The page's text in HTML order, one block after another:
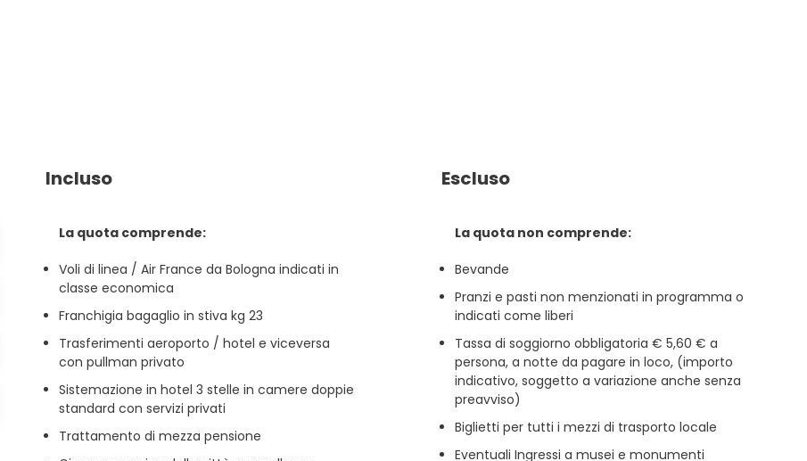
Incluso
La quota comprende:
Voli di linea / Air France da Bologna indicati in
classe economica
Franchigia bagaglio in stiva kg 23
Trasferimenti aeroporto / hotel e viceversa
con pullman privato
Sistemazione in hotel 3 stelle in camere doppie
standard con servizi privati
Trattamento di mezza pensione
Escluso
La quota non comprende:
Bevande
Pranzi e pasti non menzionati in programma o
indicati come liberi
Tassa di soggiorno obbligatoria € 5,60 € a
persona, a notte da pagare in loco, (importo
indicativo, soggetto a variazione anche senza
preavviso)
Biglietti per tutti i mezzi di trasporto locale
Eventuali Ingressi a musei e monumenti